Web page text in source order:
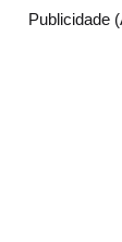
Publicidade